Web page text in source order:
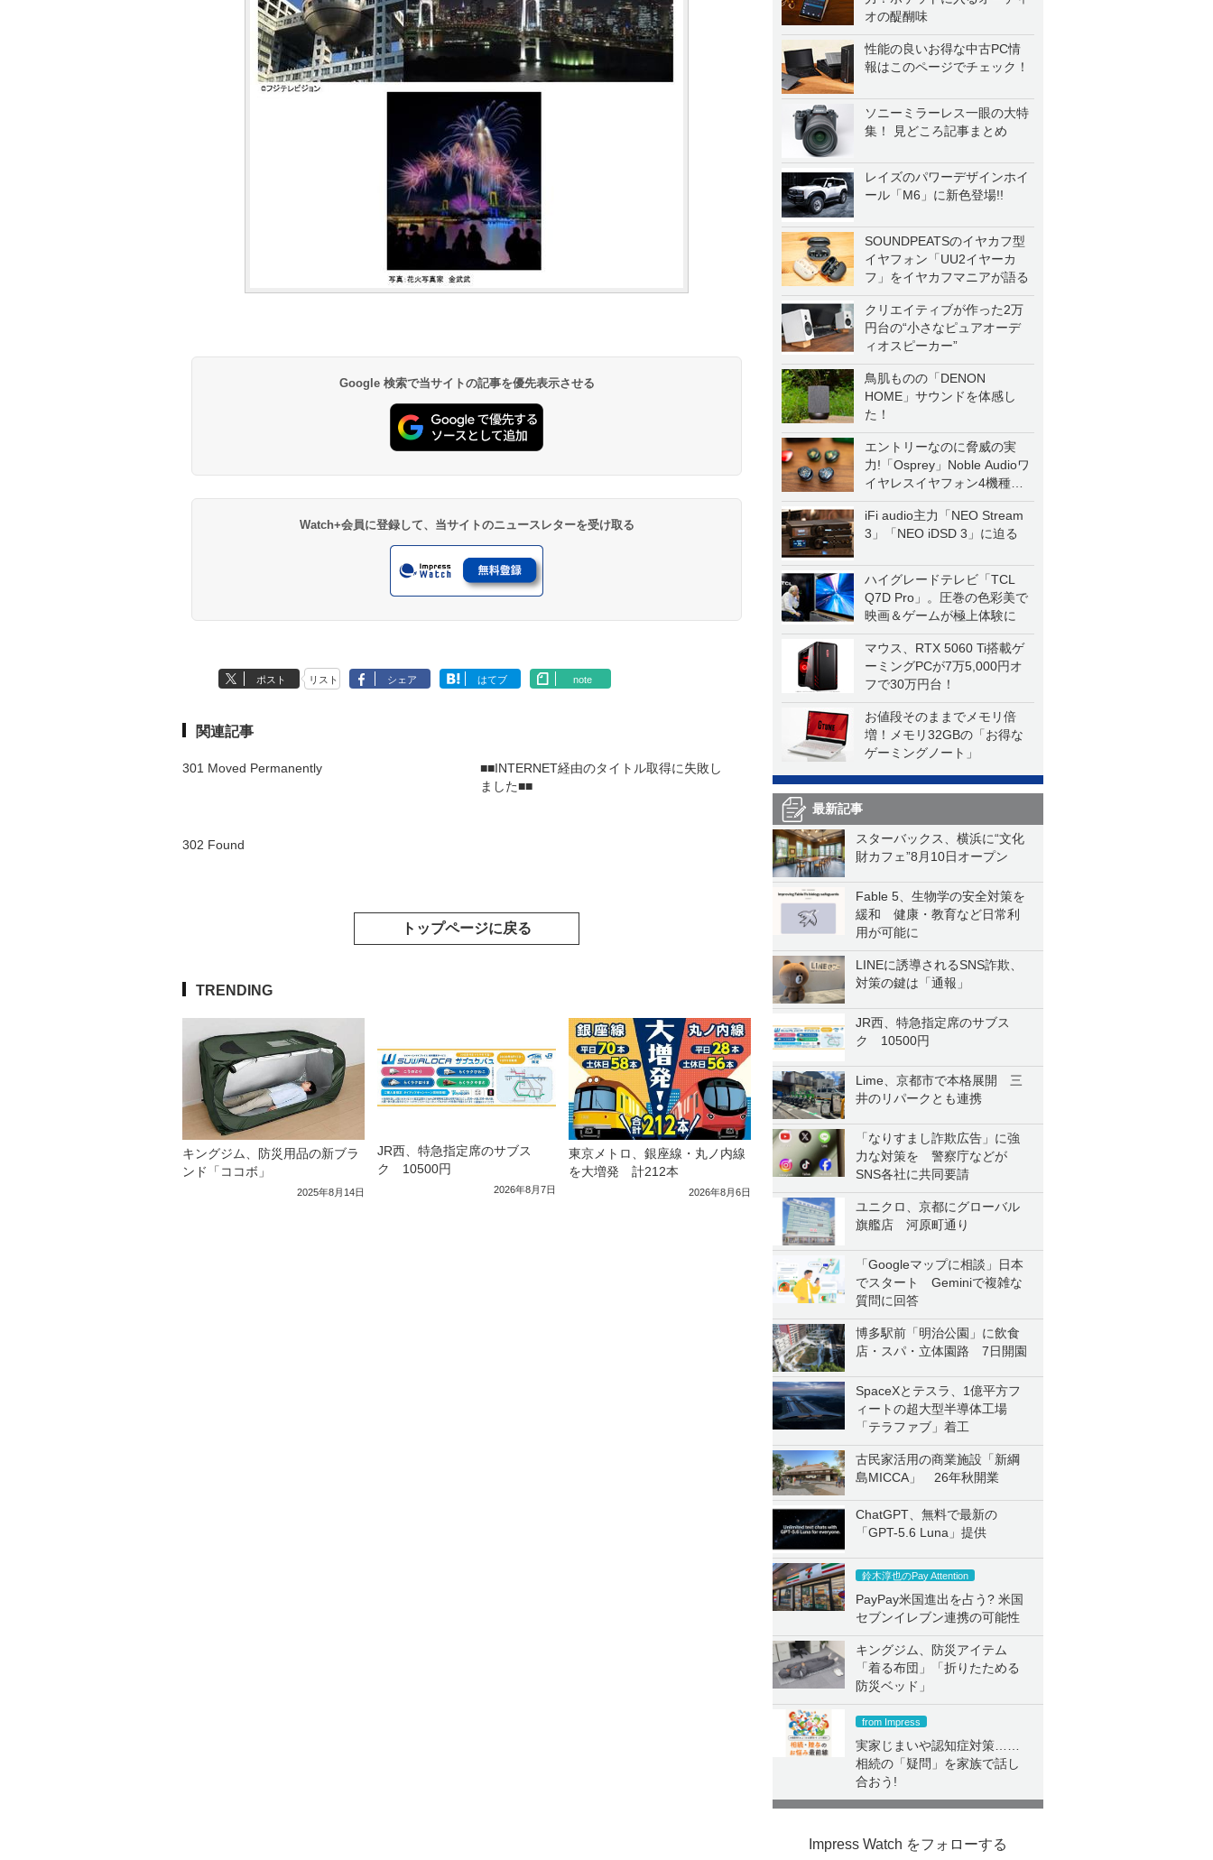
オの醍醐味
性能の良いお得な中古PC情
報はこのページでチェック！
ソニーミラーレス一眼の大特
集！ 見どころ記事まとめ
レイズのパワーデザインホイ
ール「M6」に新色登場!!
SOUNDPEATSのイヤカフ型
イヤフォン「UU2イヤーカ
フ」をイヤカフマニアが語る
クリエイティブが作った2万
円台の“小さなピュアオーデ
ィオスピーカー”
鳥肌ものの「DENON
HOME」サウンドを体感し
た！
エントリーなのに脅威の実
力!「Osprey」Noble Audioワ
イヤレスイヤフォン4機種を
一気に聴く
iFi audio主力「NEO Stream
3」「NEO iDSD 3」に迫る
ハイグレードテレビ「TCL
Q7D Pro」。圧巻の色彩美で
映画＆ゲームが極上体験に
マウス、RTX 5060 Ti搭載ゲ
ーミングPCが7万5,000円オ
フで30万円台！
お値段そのままでメモリ倍
増！メモリ32GBの「お得な
ゲーミングノート」
最新記事
スターバックス、横浜に“文化
財カフェ”8月10日オープン
Fable 5、生物学の安全対策を
緩和 健康・教育など日常利
用が可能に
LINEに誘導されるSNS詐欺、
対策の鍵は「通報」
JR西、特急指定席のサブス
ク 10500円
Lime、京都市で本格展開 三
井のリパークとも連携
「なりすまし詐欺広告」に強
力な対策を 警察庁などが
SNS各社に共同要請
ユニクロ、京都にグローバル
旗艦店 河原町通り
「Googleマップに相談」日本
でスタート Geminiで複雑な
質問に回答
博多駅前「明治公園」に飲食
店・スパ・立体園路 7日開園
SpaceXとテスラ、1億平方フ
ィートの超大型半導体工場
「テラファブ」着工
古民家活用の商業施設「新綱
島MICCA」 26年秋開業
ChatGPT、無料で最新の
「GPT-5.6 Luna」提供
鈴木淳也のPay Attention
PayPay米国進出を占う? 米国
セブンイレブン連携の可能性
キングジム、防災アイテム
「着る布団」「折りたためる
防災ベッド」
from Impress
実家じまいや認知症対策……
相続の「疑問」を家族で話し
合おう!
Impress Watch をフォローする
Google 検索で当サイトの記事を優先表示させる
Watch+会員に登録して、当サイトのニュースレターを受け取る
ポスト リスト シェア はてブ note
関連記事
301 Moved Permanently
■■INTERNET経由のタイトル取得に失敗し
ました■■
302 Found
トップページに戻る
TRENDING
キングジム、防災用品の新ブラ
ンド「ココボ」
2025年8月14日
JR西、特急指定席のサブス
ク 10500円
2026年8月7日
東京メトロ、銀座線・丸ノ内線
を大増発 計212本
2026年8月6日